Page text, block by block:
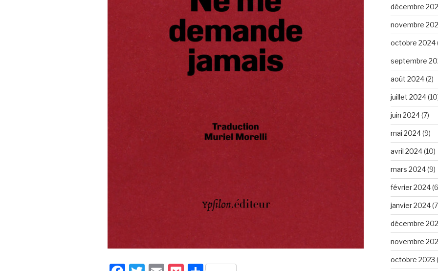
décembre
novembre
octobre 2024
septembre
août 2024(2)
juillet 2024
juin 2024(7)
mai 2024(9)
avril 2024(10)
mars 2024(9)
février 2024
janvier 2024
décembre
novembre
octobre 2023